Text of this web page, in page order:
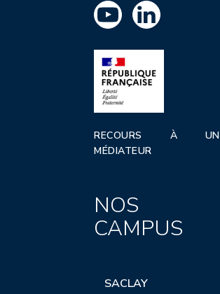
RECOURS À UN
MÉDIATEUR
NOS
CAMPUS
SACLAY